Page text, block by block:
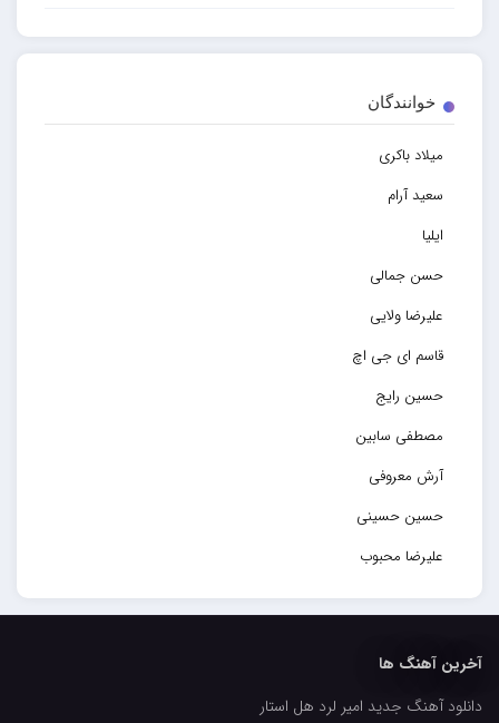
خوانندگان
میلاد باکری
سعید آرام
ایلیا
حسن جمالی
علیرضا ولایی
قاسم ای جی اچ
حسین رایج
مصطفی سابین
آرش معروفی
حسین حسینی
علیرضا محبوب
حسین حصارکی
کاپیتان
مجید رضوی
آخرین آهنگ ها
دانلود آهنگ جدید امیر لرد هل استار